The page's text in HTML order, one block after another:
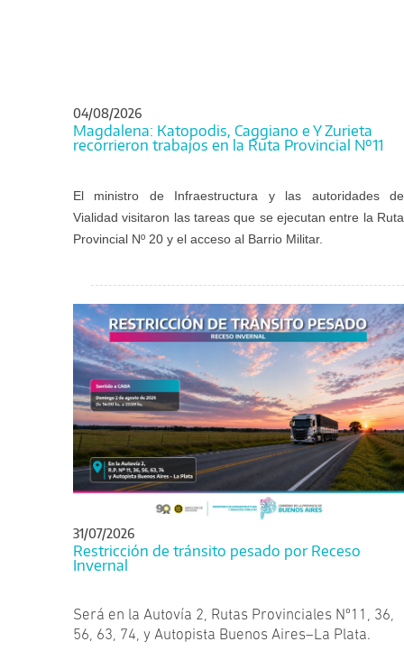
04/08/2026
Magdalena: Katopodis, Caggiano e Y Zurieta
recorrieron trabajos en la Ruta Provincial Nº11
El ministro de Infraestructura y las autoridades de
Vialidad visitaron las tareas que se ejecutan entre la Ruta
Provincial Nº 20 y el acceso al Barrio Militar.
31/07/2026
Restricción de tránsito pesado por Receso
Invernal
Será en la Autovía 2, Rutas Provinciales Nº11, 36,
56, 63, 74, y Autopista Buenos Aires–La Plata.